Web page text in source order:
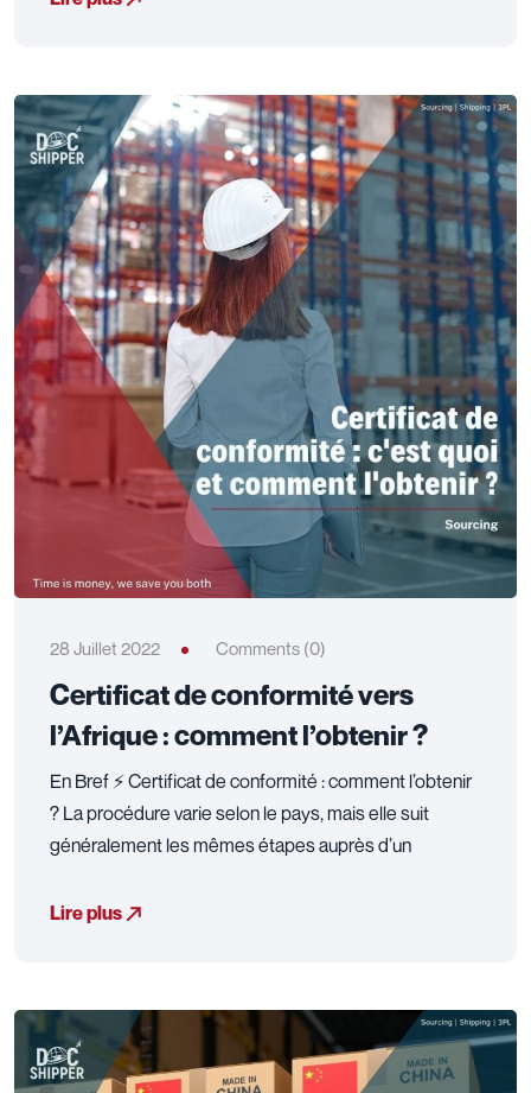
28 Juillet 2022 Comments (0)
Certificat de conformité vers
l’Afrique : comment l’obtenir ?
En Bref ⚡ Certificat de conformité : comment l’obtenir
? La procédure varie selon le pays, mais elle suit
généralement les mêmes étapes auprès d’un
Lire plus